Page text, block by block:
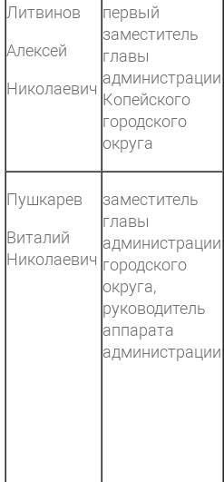
Литвинов
Алексей
Николаевич
первый
заместитель
главы
администрации
Копейского
городского
округа
Пушкарев
Виталий
Николаевич
заместитель
главы
администрации
городского
округа,
руководитель
аппарата
администрации